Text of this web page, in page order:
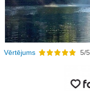
Vērtējums 5/5